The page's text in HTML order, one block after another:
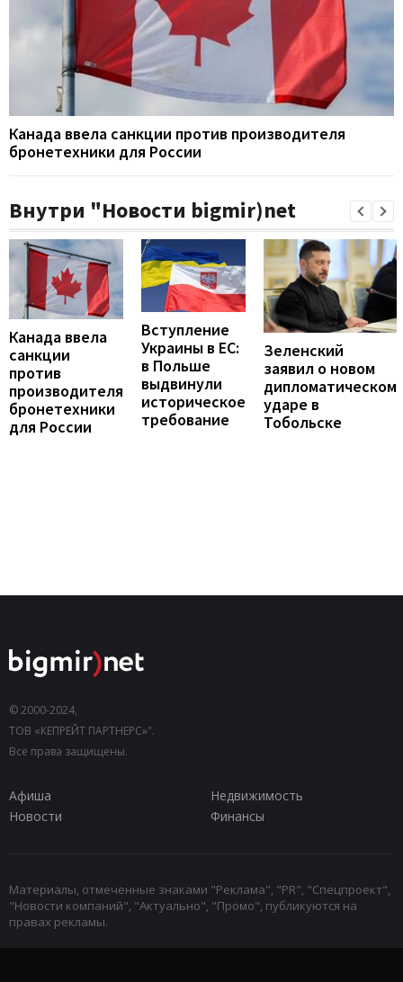
Канада ввела санкции против производителя
бронетехники для России
Внутри "Новости bigmir)net
Канада ввела
санкции
против
производителя
бронетехники
для России
Вступление
Украины в ЕС:
в Польше
выдвинули
историческое
требование
Зеленский
заявил о новом
дипломатическом
ударе в
Тобольске
© 2000-2024,
ТОВ «КЕПРЕЙТ ПАРТНЕРС»".
Все права защищены.
Афиша
Недвижимость
Новости
Финансы
Материалы, отмеченные знаками "Реклама", "PR", "Спецпроект",
"Новости компаний", "Актуально", "Промо", публикуются на
правах рекламы.